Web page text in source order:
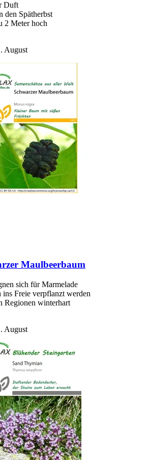
Duft
den Spätherbst
2 Meter hoch
August
Maulbeerbaum
sich für Marmelade
ins Freie verpflanzt werden
Regionen winterhart
August